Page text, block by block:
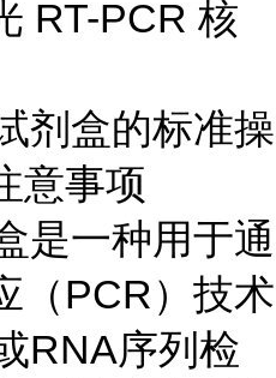
RT-PCR 核
剂盒的标准操
意事项
是一种用于通
（PCR）技术
RNA序列检